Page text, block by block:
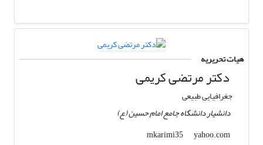
هیات تحریریه
دکتر مرتضی کریمی
جغرافیایی طبیعی
دانشیار دانشگاه جامع امام حسین (ع)
mkarimi35
yahoo.com